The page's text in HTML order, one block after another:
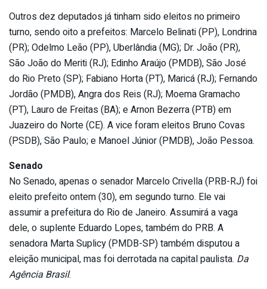
Outros dez deputados já tinham sido eleitos no primeiro
turno, sendo oito a prefeitos: Marcelo Belinati (PP), Londrina
(PR); Odelmo Leão (PP), Uberlândia (MG); Dr. João (PR),
São João do Meriti (RJ); Edinho Araújo (PMDB), São José
do Rio Preto (SP); Fabiano Horta (PT), Maricá (RJ); Fernando
Jordão (PMDB), Angra dos Reis (RJ); Moema Gramacho
(PT), Lauro de Freitas (BA); e Arnon Bezerra (PTB) em
Juazeiro do Norte (CE). A vice foram eleitos Bruno Covas
(PSDB), São Paulo; e Manoel Júnior (PMDB), João Pessoa.
Senado
No Senado, apenas o senador Marcelo Crivella (PRB-RJ) foi
eleito prefeito ontem (30), em segundo turno. Ele vai
assumir a prefeitura do Rio de Janeiro. Assumirá a vaga
dele, o suplente Eduardo Lopes, também do PRB. A
senadora Marta Suplicy (PMDB-SP) também disputou a
eleição municipal, mas foi derrotada na capital paulista. Da
Agência Brasil.